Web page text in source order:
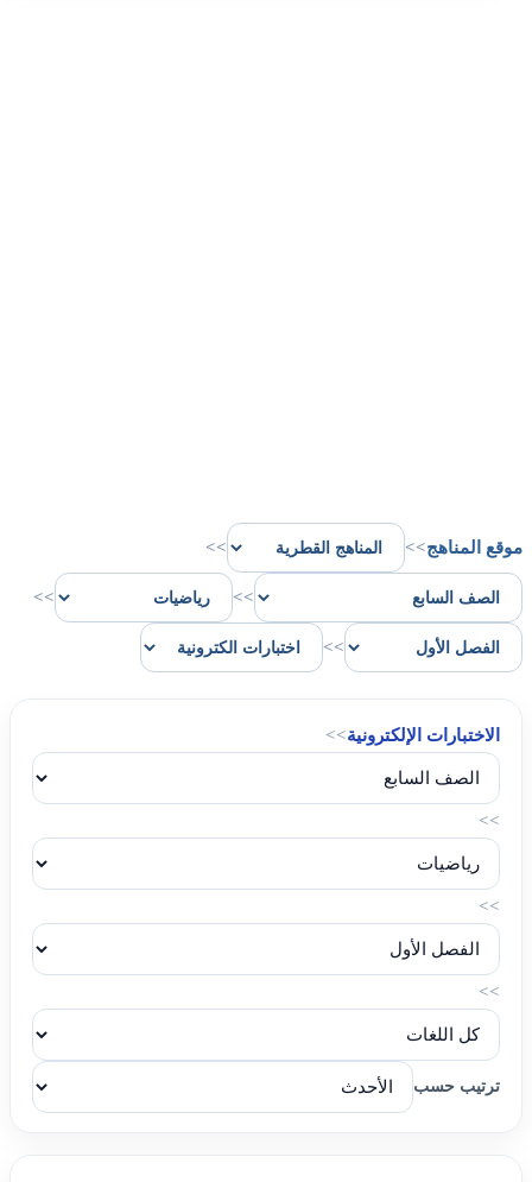
موقع المناهج>>
>>
>>
>>
>>
الاختبارات الإلكترونية>>
>>
>>
>>
ترتيب حسب